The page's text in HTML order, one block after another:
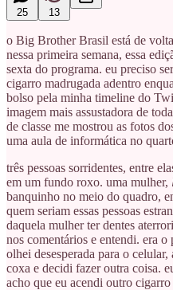
25 13
o Big Brother Brasil está de
nessa primeira semana, essa
sexta do programa. eu preciso
cigarro madrugada adentro
bolso pela minha timeline do
imagem mais assustadora de
de classe me mostrou as fotos
uma aula de informática no
três pessoas sorridentes, entre
em um fundo roxo. uma mulher,
banquinho no meio do quadro,
quem seriam essas pessoas
daquela mulher ter dentes
nos comentários e entendi. era
olhei desesperada para o
coxa e decidi fazer outra coisa.
acho que eu acendi outro cigarro